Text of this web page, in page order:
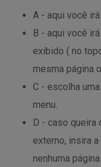
A - aqui você
B - aqui você
exibido ( no
mesma página
C - escolha
menu.
D - caso queira
externo, insira
nenhuma